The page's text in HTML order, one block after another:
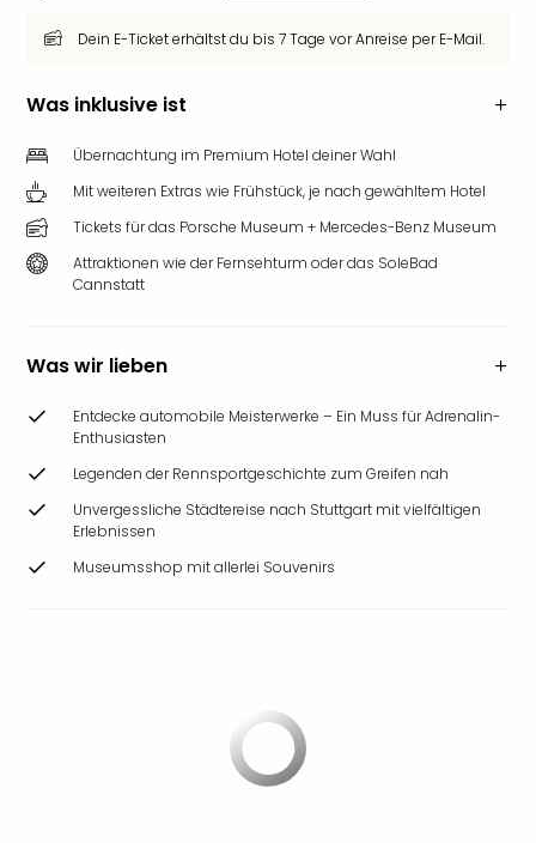
Dein E-Ticket erhältst du bis 7 Tage vor Anreise per E-Mail.
Was inklusive ist
Übernachtung im Premium Hotel deiner Wahl
Mit weiteren Extras wie Frühstück, je nach gewähltem Hotel
Tickets für das Porsche Museum + Mercedes-Benz Museum
Attraktionen wie der Fernsehturm oder das SoleBad
Cannstatt
Was wir lieben
Entdecke automobile Meisterwerke – Ein Muss für Adrenalin-
Enthusiasten
Legenden der Rennsportgeschichte zum Greifen nah
Unvergessliche Städtereise nach Stuttgart mit vielfältigen
Erlebnissen
Museumsshop mit allerlei Souvenirs